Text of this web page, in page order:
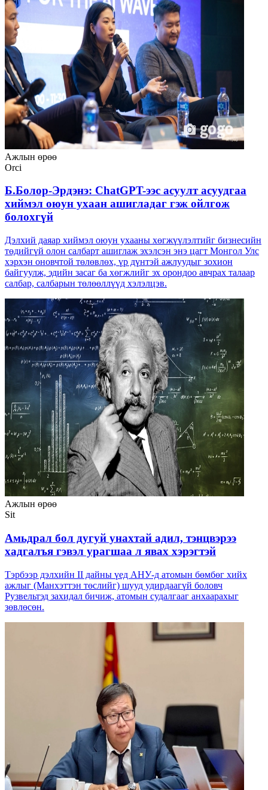
Ажлын өрөө
Orci
Б.Болор-Эрдэнэ: ChatGPT-ээс асуулт асуудгаа
хиймэл оюун ухаан ашигладаг гэж ойлгож
болохгүй
Дэлхий даяар хиймэл оюун ухааны хөгжүүлэлтийг бизнесийн
төдийгүй олон салбарт ашиглаж эхэлсэн энэ цагт Монгол Улс
хэрхэн оновчтой төлөвлөх, үр дүнтэй ажлуудыг зохион
байгуулж, эдийн засаг ба хөгжлийг эх орондоо авчрах талаар
салбар, салбарын төлөөллүүд хэлэлцэв.
Ажлын өрөө
Sit
Амьдрал бол дугуй унахтай адил, тэнцвэрээ
хадгалъя гэвэл урагшаа л явах хэрэгтэй
Тэрбээр дэлхийн II дайны үед АНУ-д атомын бөмбөг хийх
ажлыг (Манхэттэн төслийг) шууд удирдаагүй боловч
Рузвельтэд захидал бичиж, атомын судалгааг анхаарахыг
зөвлөсөн.